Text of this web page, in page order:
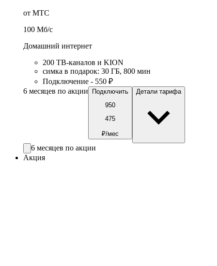
от МТС
100 Мб/c
Домашний интернет
200 ТВ-каналов и KION
симка в подарок: 30 ГБ, 800 мин
Подключение - 550 ₽
6 месяцев по акции
Подключить
950
475
₽/мес
Детали тарифа
6 месяцев по акции
Акция